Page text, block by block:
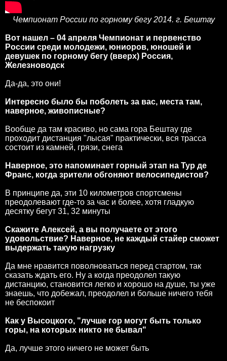
Чемпионат России по горному бегу 2014. г. Бештау
Вот нашел – 04 апреля Чемпионат и первенство
России среди молодежи, юниоров, юношей и
девушек по горному бегу (вверх) Россия,
Железноводск
Да-да, это они!
Интересно было бы поболеть за вас, места там,
наверное, живописные?
Вообще да там красиво, но сама гора Бештау где
проходит дистанция "лысая" практически, вся трасса
состоит из камней, грязи, снега
Наверное, это напоминает горный этап на Тур де
Франс, когда зрители обгоняют велосипедистов?
В принципе да, эти 10 километров спортсмены
преодолевают где-то за час и более, хотя гладкую
десятку бегут 31, 32 минуты
Скажите Алексей, а вы получаете от этого
удовольствие? Наверное, не каждый стайер сможет
выдержать такую нагрузку
Да мне нравится поволноваться перед стартом, так
сказать ждать его. Ну а когда преодолел такую
дистанцию, становится легко и хорошо на душе, ты уже
знаешь, что добежал, преодолел и больше ничего тебя
не беспокоит
Как у Высоцкого, "лучше гор могут быть только
горы, на которых никто не бывал"
Да, лучше этого ничего не может быть